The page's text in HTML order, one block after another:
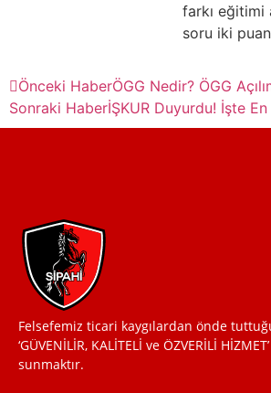
farkı eğitimi
soru iki
Önceki HaberÖGG Nedir? ÖGG
Sonraki HaberİŞKUR Duyurdu! İşte
Felsefemiz ticari kaygılardan önde
‘GÜVENİLİR, KALİTELİ ve ÖZVERİLİ HİZMET’
sunmaktır.